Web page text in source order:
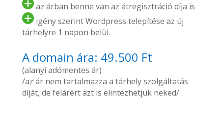
az árban benne van az átregisztráció díja is
igény szerint Wordpress telepítése az új
tárhelyre 1 napon belül.
A domain ára: 49.500 Ft
(alanyi adómentes ár)
/az ár nem tartalmazza a tárhely szolgáltatás
díját, de felárért azt is elintézhetjük neked/